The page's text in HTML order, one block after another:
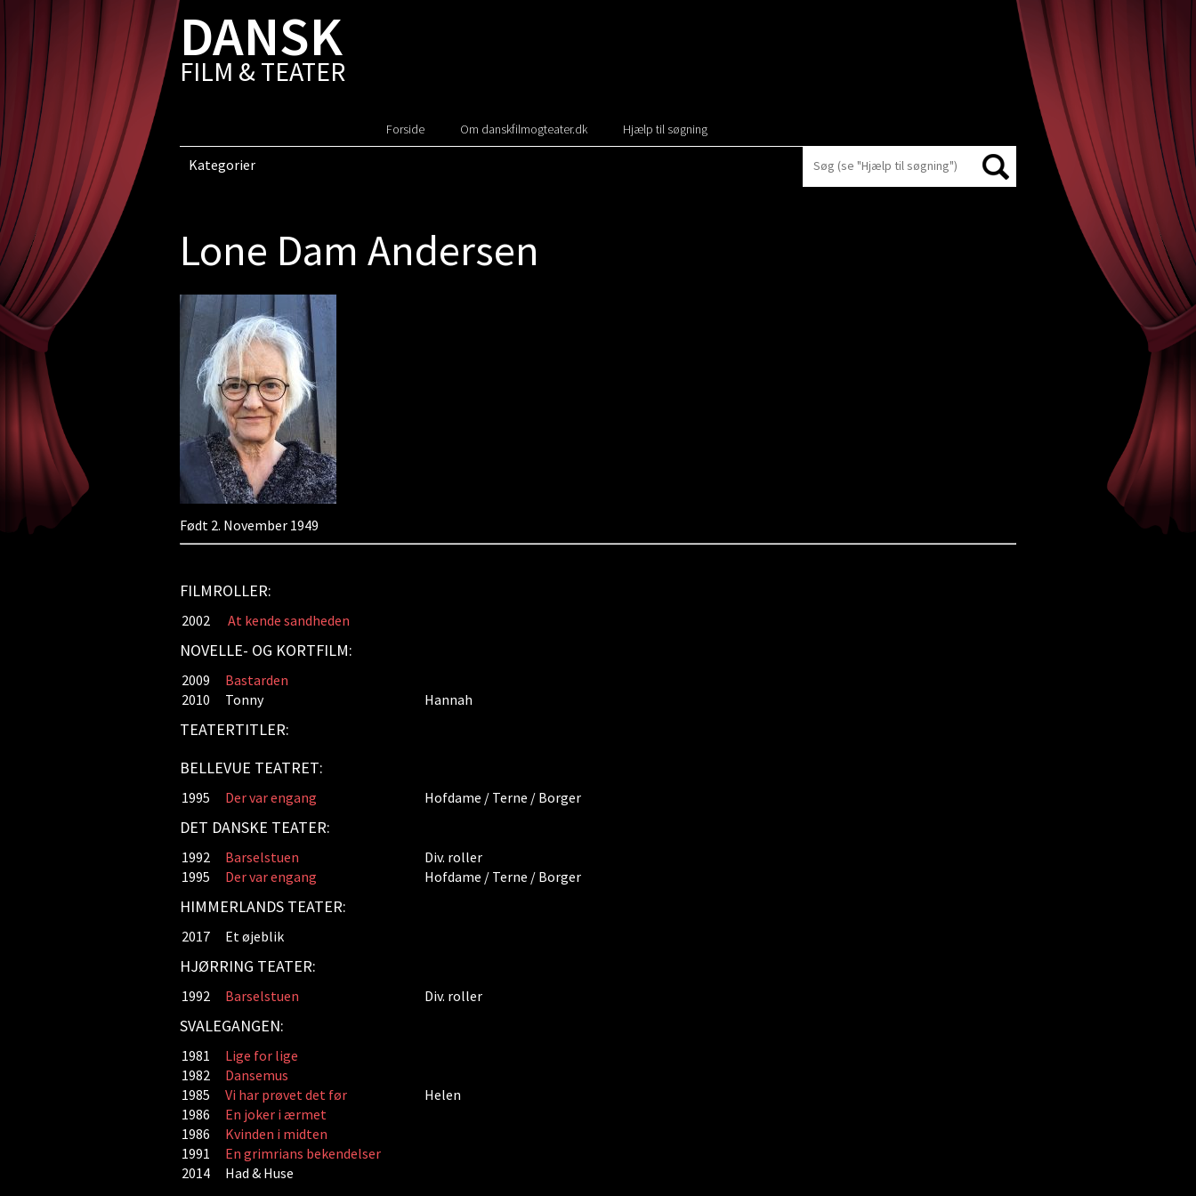
DANSK
FILM & TEATER
Forside Om danskfilmogteater.dk Hjælp til søgning
Kategorier
Lone Dam Andersen
Født 2. November 1949
FILMROLLER:
2002 At kende sandheden
NOVELLE- OG KORTFILM:
2009
Bastarden
2010
Tonny Hannah
TEATERTITLER:
BELLEVUE TEATRET:
1995 Der var engang Hofdame / Terne / Borger
DET DANSKE TEATER:
1992 Barselstuen
Div. roller
1995
Der var engang Hofdame / Terne / Borger
HIMMERLANDS TEATER:
2017 Et øjeblik
HJØRRING TEATER:
1992 Barselstuen Div. roller
SVALEGANGEN:
1981
Lige for lige
1982
Dansemus
1985
Vi har prøvet det før
Helen
1986
En joker i ærmet
1986
Kvinden i midten
1991
En grimrians bekendelser
2014
Had & Huse